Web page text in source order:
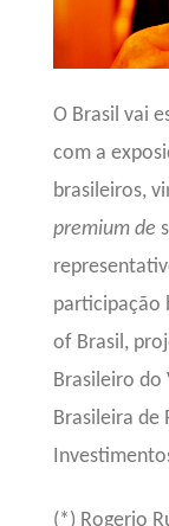
O Brasil vai
com a
brasileiros,
premium de
participação
of Brasil,
Brasileiro do
Brasileira de
(*) Rogerio